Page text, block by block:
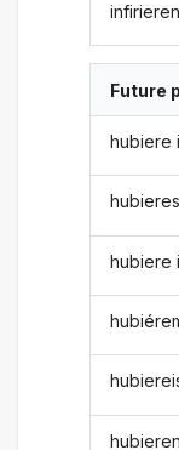
infirieren
Future
hubiere
hubiere